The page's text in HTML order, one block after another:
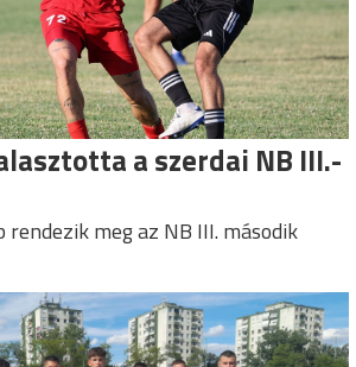
a szerdai NB III.-
meg az NB III. második